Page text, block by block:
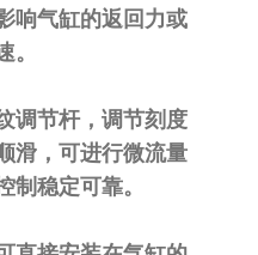
响气缸的返回力或
调节杆，调节刻度
滑，可进行微流量
制稳定可靠。